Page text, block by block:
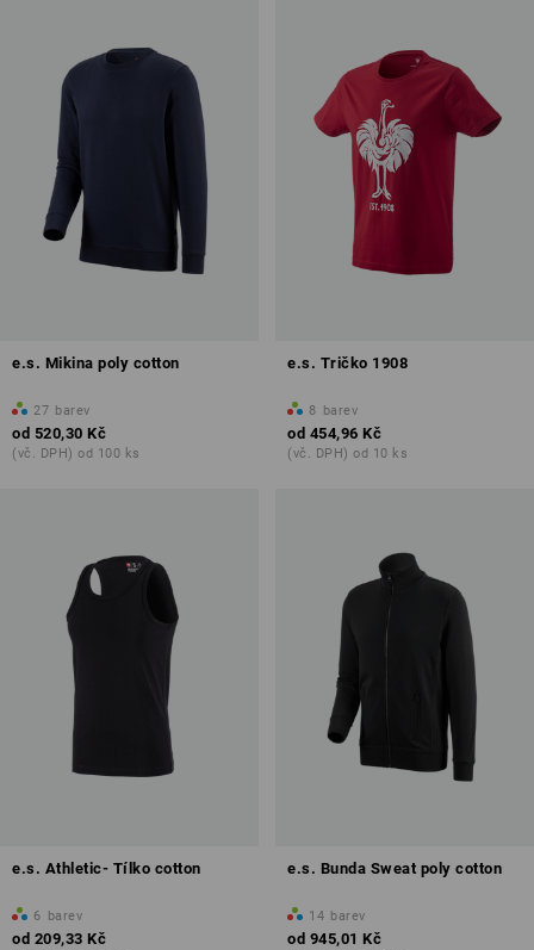
e.s. Mikina poly cotton
27 barev
od 520,30 Kč
(vč. DPH) od 100 ks
e.s. Tričko 1908
8 barev
od 454,96 Kč
(vč. DPH) od 10 ks
e.s. Athletic- Tílko cotton
6 barev
od 209,33 Kč
e.s. Bunda Sweat poly cotton
14 barev
od 945,01 Kč